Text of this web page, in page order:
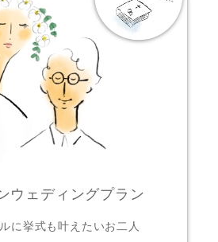
ウェディングプラン
に挙式も叶えたいお二人